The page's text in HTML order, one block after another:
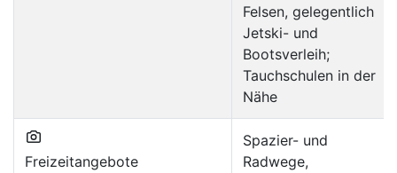
Felsen, gelegentlich
Jetski- und
Bootsverleih;
Tauchschulen in der
Nähe
Freizeitangebote
Spazier- und
Radwege,